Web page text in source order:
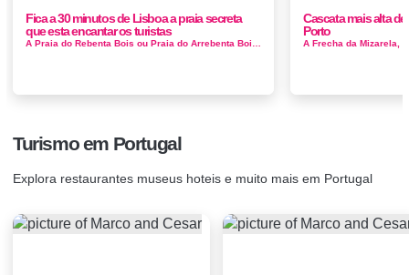
Fica a 30 minutos de Lisboa a praia secreta
que esta encantar os turistas
A Praia do Rebenta Bois ou Praia do Arrebenta Bois, apresenta um areal de dimensões reduzidas em forma de concha. A distância entre as es...
Cascata mais alta
Porto
Turismo em Portugal
Explora restaurantes museus hoteis e muito mais em Portugal